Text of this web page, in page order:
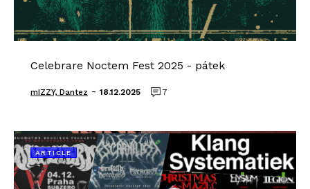
Celebrare Noctem Fest 2025 - pátek
mIZZY, Dantez - 18.12.2025 7
ARTICLE